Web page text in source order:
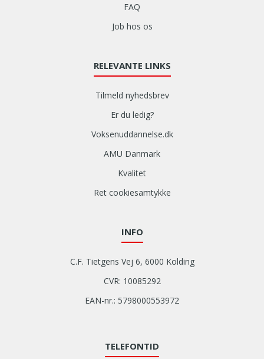
FAQ
Job hos os
RELEVANTE LINKS
Tilmeld nyhedsbrev
Er du ledig?
Voksenuddannelse.dk
AMU Danmark
Kvalitet
Ret cookiesamtykke
INFO
C.F. Tietgens Vej 6, 6000 Kolding
CVR: 10085292
EAN-nr.: 5798000553972
TELEFONTID